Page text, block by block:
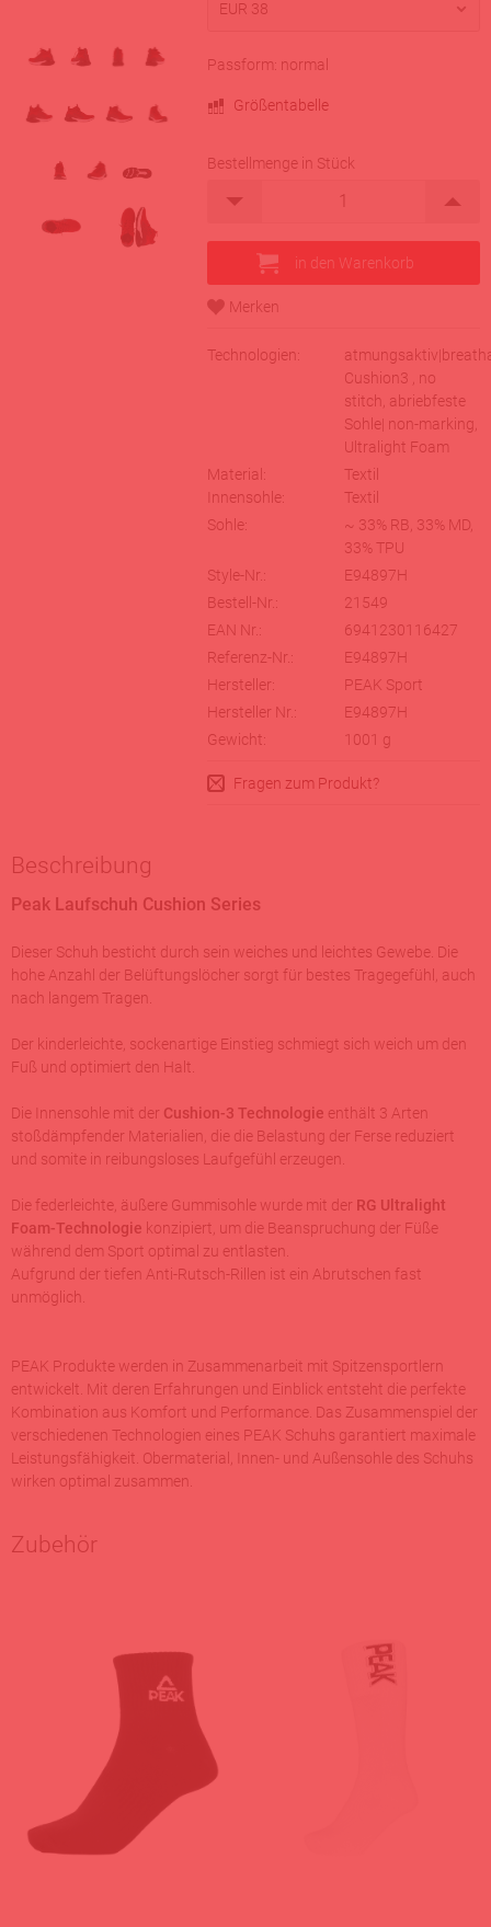
Passform: normal
Größentabelle
Bestellmenge in Stück
Technologien:
Cushion3 , no
stitch, abriebfeste
Sohle| non-marking,
Ultralight Foam
Material:
Textil
Innensohle:
Textil
Sohle:
~ 33% RB, 33% MD,
33% TPU
Style-Nr.:
E94897H
Bestell-Nr.:
21549
EAN Nr.:
6941230116427
Referenz-Nr.:
E94897H
Hersteller:
PEAK Sport
Hersteller Nr.:
E94897H
Gewicht:
1001 g
Fragen zum Produkt?
Beschreibung
Peak Laufschuh Cushion Series
Dieser Schuh besticht durch sein weiches und leichtes Gewebe. Die
hohe Anzahl der Belüftungslöcher sorgt für bestes Tragegefühl, auch
nach langem Tragen.
Der kinderleichte, sockenartige Einstieg schmiegt sich weich um den
Fuß und optimiert den Halt.
Die Innensohle mit der Cushion-3 Technologie enthält 3 Arten
stoßdämpfender Materialien, die die Belastung der Ferse reduziert
und somite in reibungsloses Laufgefühl erzeugen.
Die federleichte, äußere Gummisohle wurde mit der RG Ultralight
Foam-Technologie konzipiert, um die Beanspruchung der Füße
während dem Sport optimal zu entlasten.
Aufgrund der tiefen Anti-Rutsch-Rillen ist ein Abrutschen fast
unmöglich.
PEAK Produkte werden in Zusammenarbeit mit Spitzensportlern
entwickelt. Mit deren Erfahrungen und Einblick entsteht die perfekte
Kombination aus Komfort und Performance. Das Zusammenspiel der
verschiedenen Technologien eines PEAK Schuhs garantiert maximale
Leistungsfähigkeit. Obermaterial, Innen- und Außensohle des Schuhs
wirken optimal zusammen.
Zubehör